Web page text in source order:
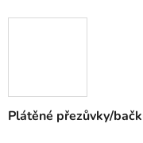
Plátěné přezůvky/